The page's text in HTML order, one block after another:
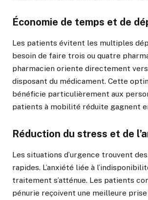
Économie de temps et de
Les patients évitent les multiples
besoin de faire trois ou quatre
pharmacien oriente directement
disposant du médicament. Cette
bénéficie particulièrement aux
patients à mobilité réduite gagnent
Réduction du stress et de
Les situations d’urgence trouvent
rapides. L’anxiété liée à
traitement s’atténue. Les patients
pénurie reçoivent une meilleure